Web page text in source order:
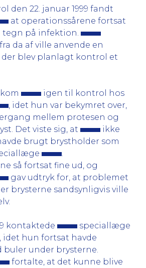
den 22. januar 1999 fandt
at operationssårene fortsat
tegn på infektion.
da af ville anvende en
der blev planlagt kontrol et
igen til kontrol hos
, idet hun var bekymret over,
mellem protesen og
Det viste sig, at
ikke
brugt brystholder som
så fortsat fine ud, og
gav udtryk for, at problemet
brysterne sandsynligvis ville
kontaktede
speciallæge
idet hun fortsat havde
under brysterne.
fortalte, at det kunne blive